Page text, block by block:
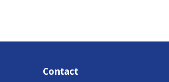
Contact